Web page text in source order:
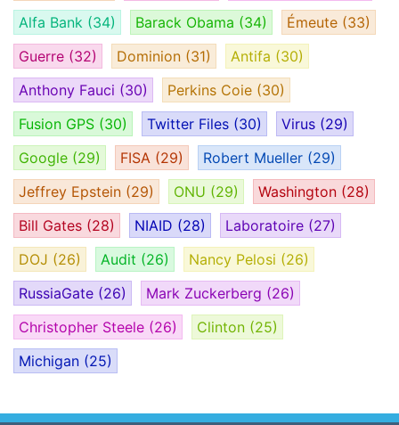
Alfa Bank (34) Barack Obama (34) Émeute (33)
Guerre (32) Dominion (31) Antifa (30)
Anthony Fauci (30) Perkins Coie (30)
Fusion GPS (30) Twitter Files (30) Virus (29)
Google (29) FISA (29) Robert Mueller (29)
Jeffrey Epstein (29) ONU (29) Washington (28)
Bill Gates (28) NIAID (28) Laboratoire (27)
DOJ (26) Audit (26) Nancy Pelosi (26)
RussiaGate (26) Mark Zuckerberg (26)
Christopher Steele (26) Clinton (25)
Michigan (25)